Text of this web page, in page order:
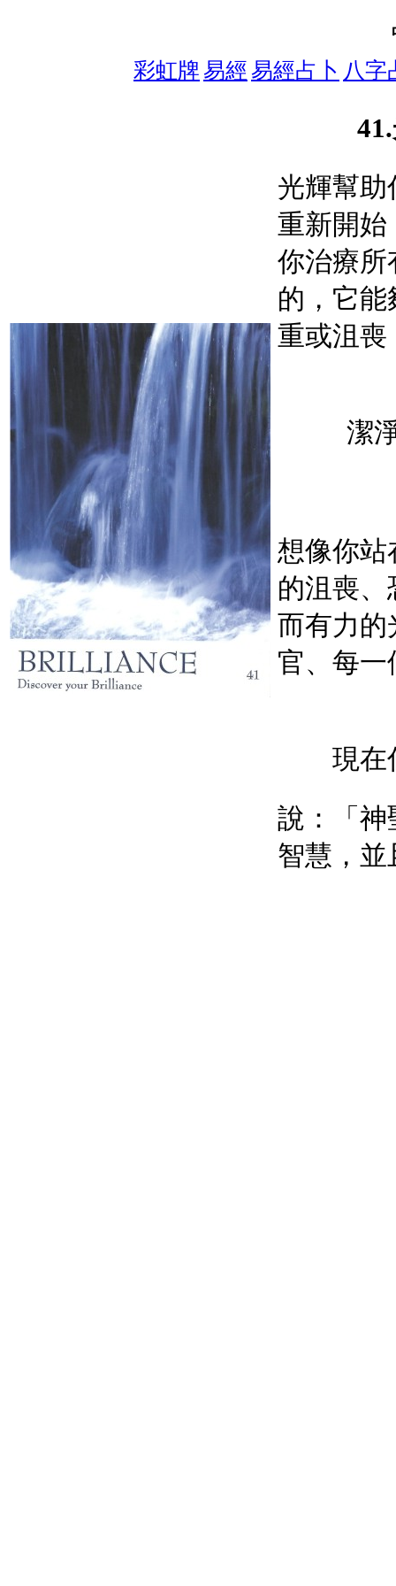
彩虹牌 易經 易經占卜 八字
光輝幫助
重新開始
你治療所
的，它
重或沮喪
潔
想像你站
的沮喪
而有力
官、每一
現在
說：「神
智慧，並